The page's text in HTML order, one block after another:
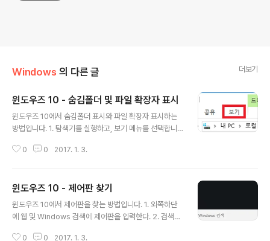
Windows 의 다른 글 더보기
윈도우즈 10 - 숨김폴더 및 파일 확장자 표시
윈도우즈 10에서 숨김폴더 표시와 파일 확장자 표시하는
방법입니다. 1. 탐색기를 실행하고, 보기 메뉴를 선택합니
에서 보기 탭을 선택합니다. 4. 폴더 옵션의 보기 탭에서 숨
릭하면 적용됩니다.
0 0 2017. 1. 3.
윈도우즈 10 - 제어판 찾기
윈도우즈 10에서 제어판을 찾는 방법입니다. 1. 외쪽하단
에 웹 및 Windows 검색에 제어판을 입력한다. 2. 검색된
0 0 2017. 1. 3.